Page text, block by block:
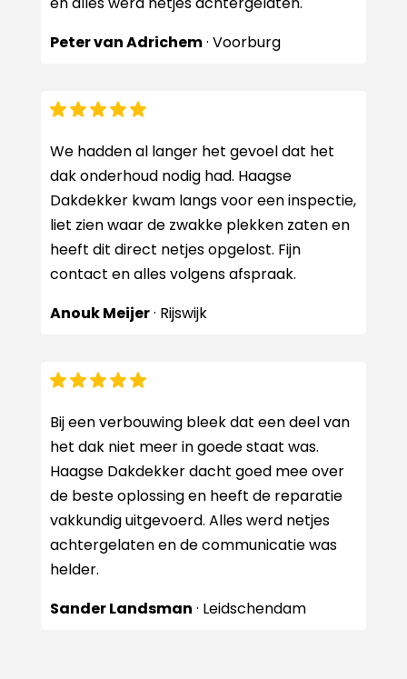
Peter van Adrichem· Voorburg
We hadden al langer het gevoel dat het
dak onderhoud nodig had. Haagse
Dakdekker kwam langs voor een inspectie,
liet zien waar de zwakke plekken zaten en
heeft dit direct netjes opgelost. Fijn
contact en alles volgens afspraak.
Anouk Meijer· Rijswijk
Bij een verbouwing bleek dat een deel van
het dak niet meer in goede staat was.
Haagse Dakdekker dacht goed mee over
de beste oplossing en heeft de reparatie
vakkundig uitgevoerd. Alles werd netjes
achtergelaten en de communicatie was
helder.
Sander Landsman · Leidschendam